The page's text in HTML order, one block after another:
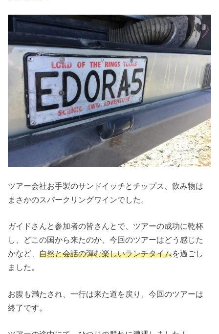
ツアー会社お手製のサンドイッチとチップス、飲み物は
まさかのスパークリングワインでした。
ガイドさんと参加者の皆さんとで、ツアーの成功に乾杯
し、どこの国から来たのか、今回のツアーはどう感じた
かなど、自然と会話の弾む楽しいランチタイムを過ごし
ました。
お腹も満たされ、一行は来た道を戻り、今回のツアーは
終了です。